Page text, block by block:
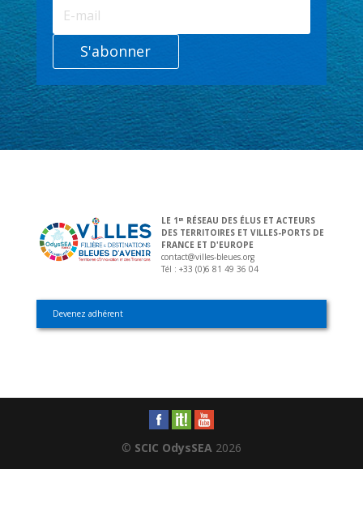
S'abonner
LE 1 ER
RÉSEAU DES ÉLUS ET ACTEURS
DES TERRITOIRES ET VILLES-PORTS DE
FRANCE ET D'EUROPE
contact@villes-bleues.org
Tél : +33 (0)6 81 49 36 04
Devenez adhérent
© SCIC OdysSEA 2026